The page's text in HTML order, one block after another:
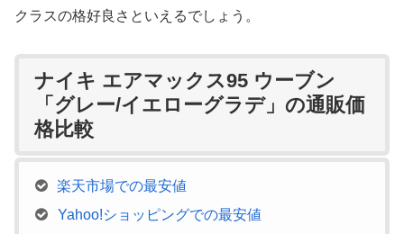
クラスの格好良さといえるでしょう。
ナイキ エアマックス95 ウーブン
「グレー/イエローグラデ」の通販価
格比較
楽天市場での最安値
Yahoo!ショッピングでの最安値